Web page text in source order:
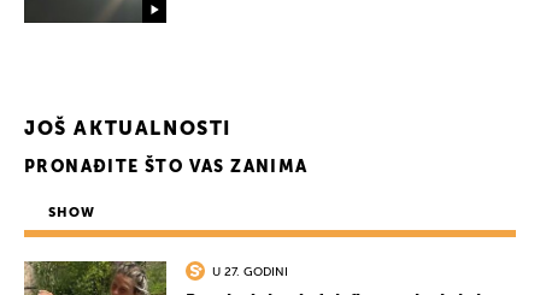
JOŠ AKTUALNOSTI
PRONAĐITE ŠTO VAS ZANIMA
SHOW
U 27. GODINI